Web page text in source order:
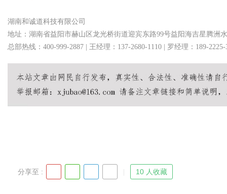
湖南和诚道科技有限公司
地址：湖南省益阳市赫山区龙光桥街道迎宾东路99号益阳海吉星腾洲
总部热线：400-999-2887 | 王经理：137-2680-1110 | 罗经理：189-2225-
分享至 : 10 人收藏